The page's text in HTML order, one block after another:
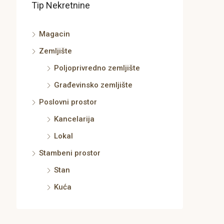
Tip Nekretnine
Magacin
Zemljište
Poljoprivredno zemljište
Građevinsko zemljište
Poslovni prostor
Kancelarija
Lokal
Stambeni prostor
Stan
Kuća